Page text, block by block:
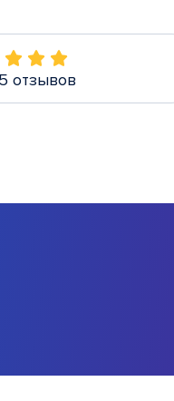
отзывов